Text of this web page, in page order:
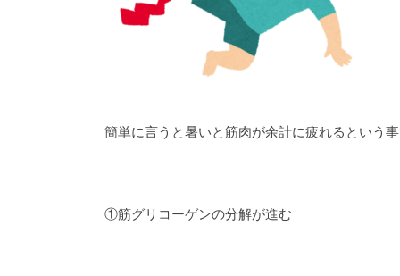
簡単に言うと暑いと筋肉が余計に疲れるという
①筋グリコーゲンの分解が進む